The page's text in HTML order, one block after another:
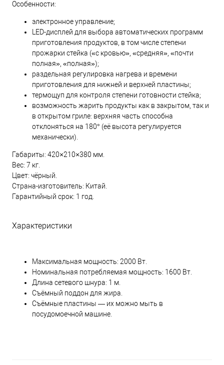
Особенности:
электронное управление;
LED-дисплей для выбора автоматических программ
приготовления продуктов, в том числе степени
прожарки стейка («с кровью», «средняя», «почти
полная», «полная»);
раздельная регулировка нагрева и времени
приготовления для нижней и верхней пластины;
термощуп для контроля степени готовности стейка;
возможность жарить продукты как в закрытом, так и
в открытом гриле: верхняя часть способна
отклоняться на 180° (её высота регулируется
механически).
Габариты: 420×210×380 мм.
Вес: 7 кг.
Цвет: чёрный.
Страна-изготовитель: Китай.
Гарантийный срок: 1 год.
Характеристики
Максимальная мощность: 2000 Вт.
Номинальная потребляемая мощность: 1600 Вт.
Длина сетевого шнура: 1 м.
Съёмный поддон для жира.
Съёмные пластины — их можно мыть в
посудомоечной машине.